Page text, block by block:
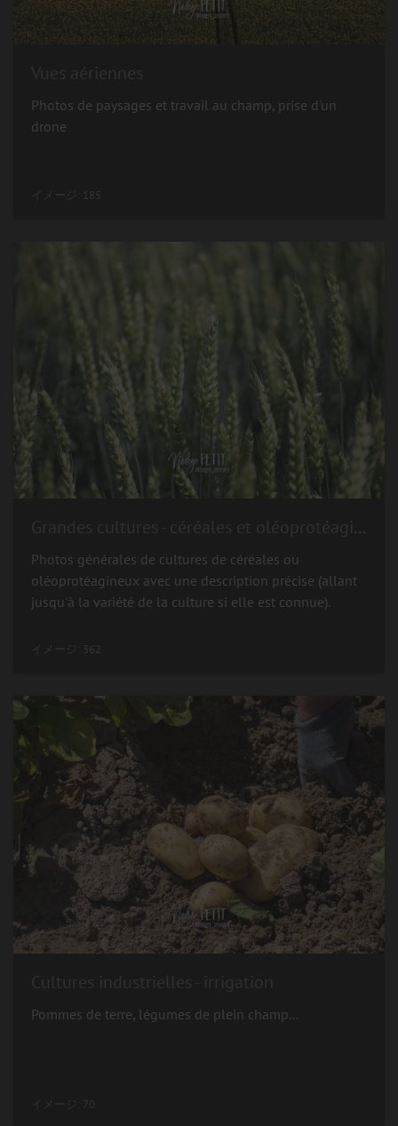
Photos de paysages et travail au champ, prise d'un
drone
イメージ: 185
Grandes cultures - céréales et oléoprotéagineux
Photos générales de cultures de céréales ou
oléoprotéagineux avec une description précise (allant
jusqu'à la variété de la culture si elle est connue).
イメージ: 362
Pommes de terre, légumes de plein champ...
イメージ: 70